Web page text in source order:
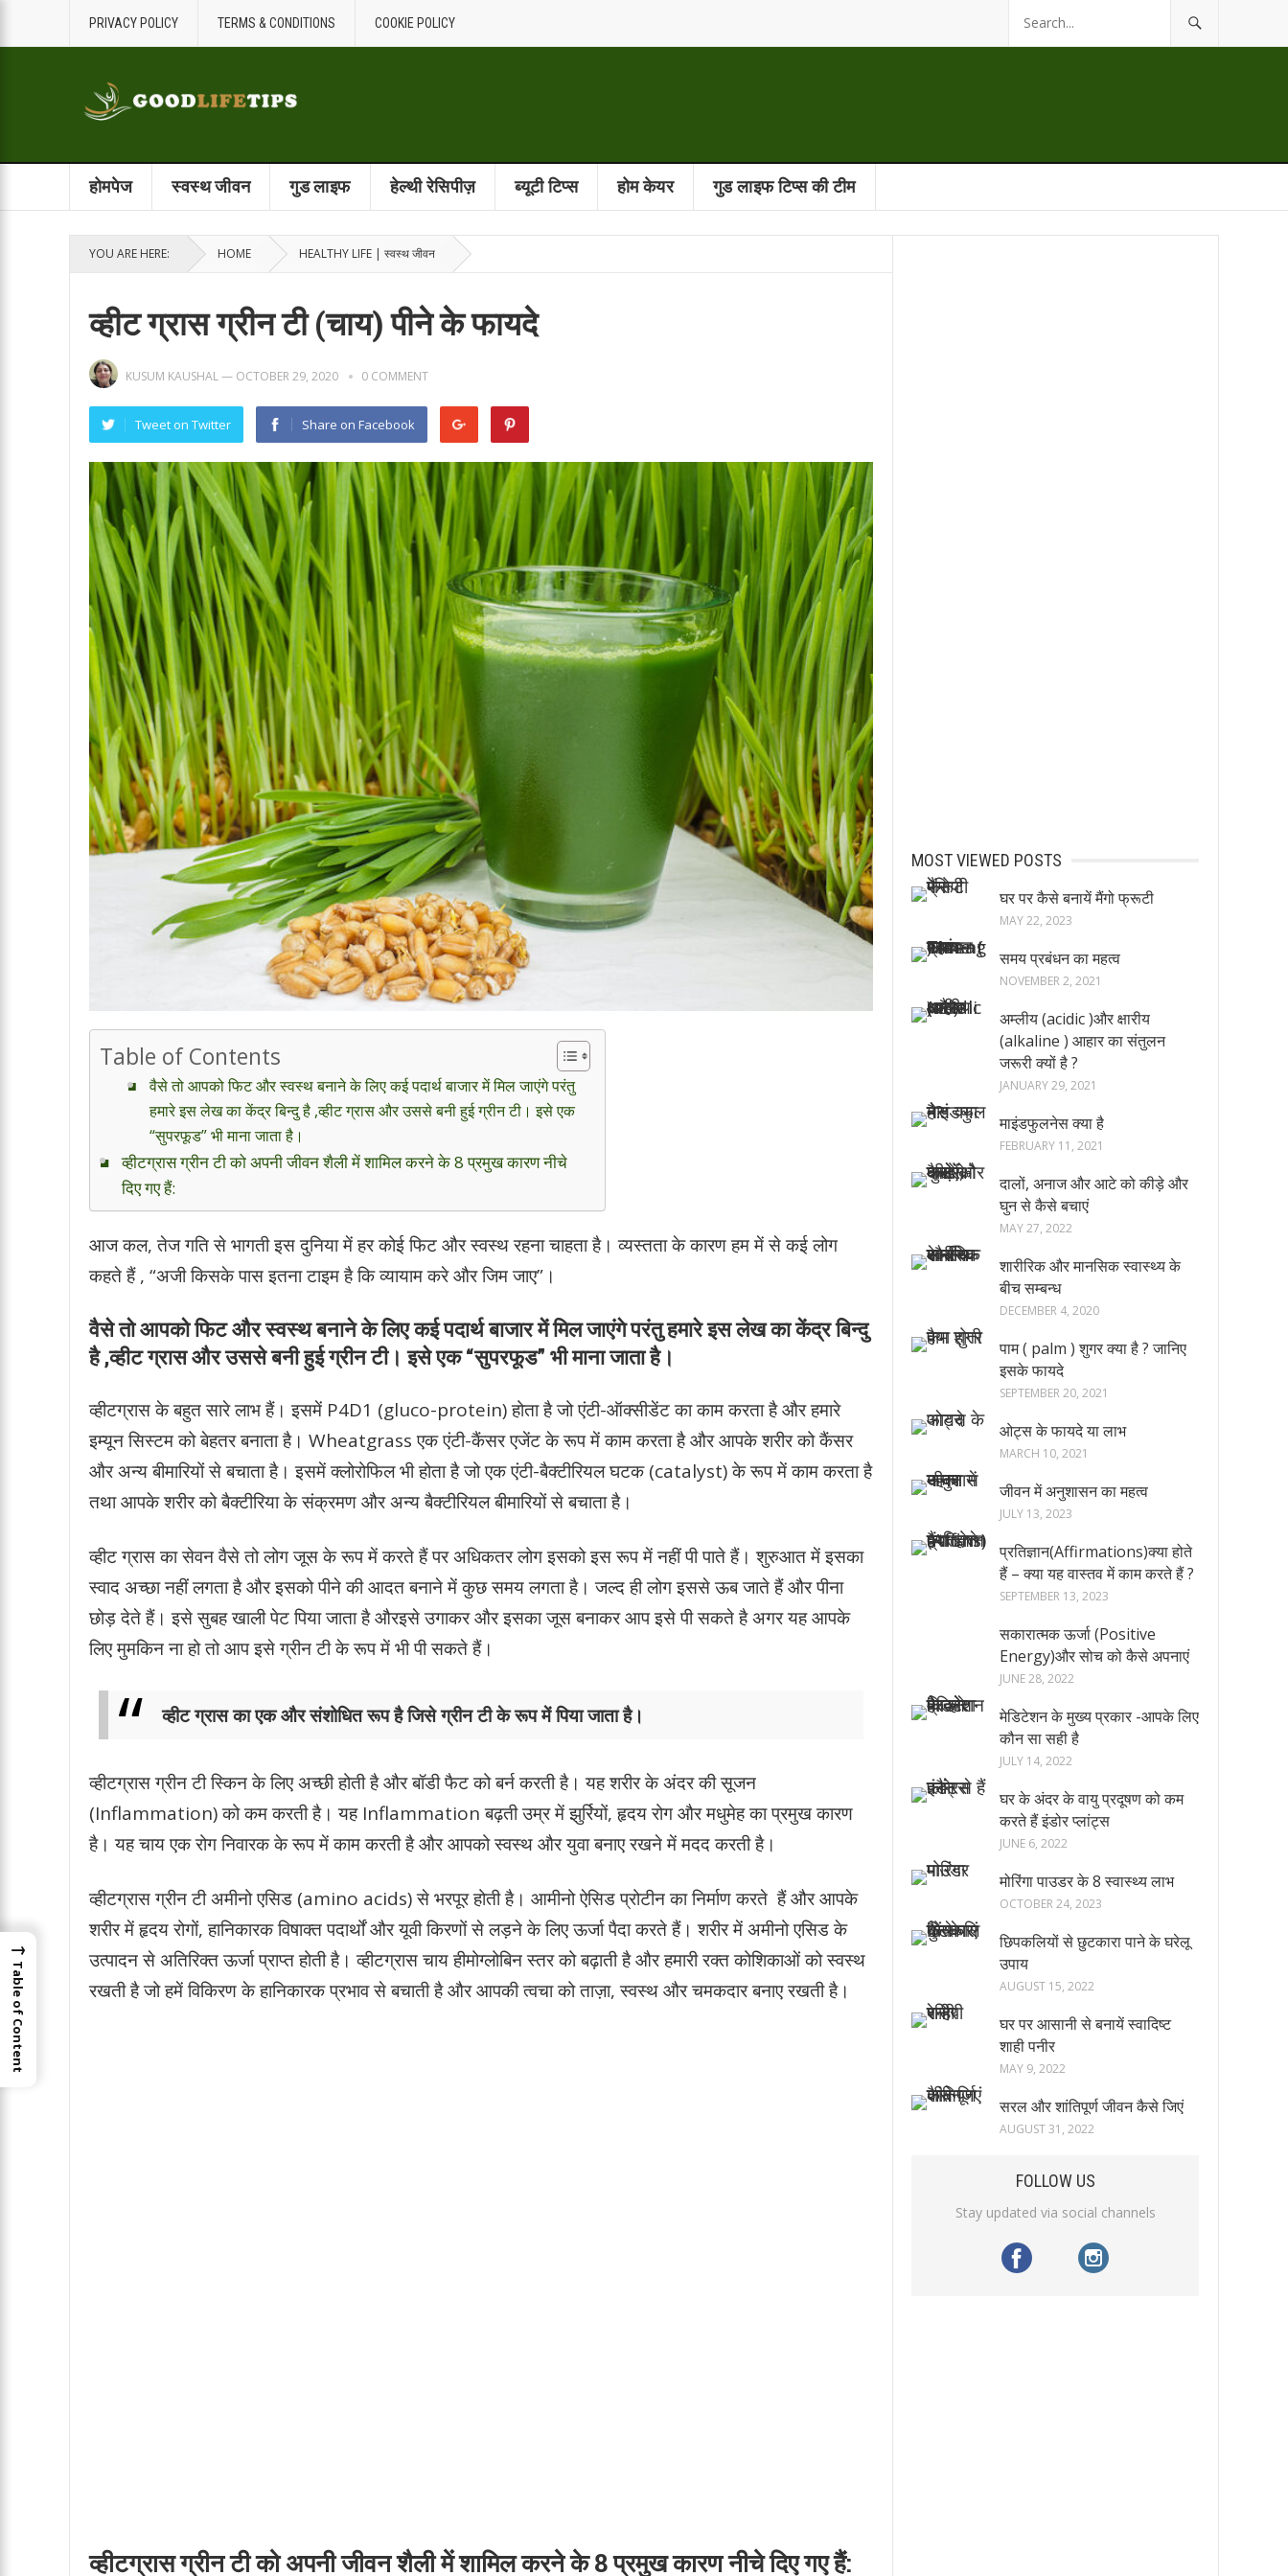
PRIVACY POLICY TERMS & CONDITIONS COOKIE POLICY
होमपेज स्वस्थ जीवन गुड लाइफ हेल्थी रेसिपीज़ ब्यूटी टिप्स होम केयर गुड लाइफ टिप्स की टीम
YOU ARE HERE: HOME HEALTHY LIFE | स्वस्थ जीवन
व्हीट ग्रास ग्रीन टी (चाय) पीने के फायदे
KUSUM KAUSHAL— OCTOBER 29, 2020 0 COMMENT
Tweet on Twitter Share on Facebook
Table of Contents
वैसे तो आपको फिट और स्वस्थ बनाने के लिए कई पदार्थ बाजार में मिल जाएंगे परंतु
हमारे इस लेख का केंद्र बिन्दु है ,व्हीट ग्रास और उससे बनी हुई ग्रीन टी। इसे एक
“सुपरफूड” भी माना जाता है।
व्हीटग्रास ग्रीन टी को अपनी जीवन शैली में शामिल करने के 8 प्रमुख कारण नीचे
दिए गए हैं:
आज कल, तेज गति से भागती इस दुनिया में हर कोई फिट और स्वस्थ रहना चाहता है। व्यस्तता के कारण हम में से कई लोग
कहते हैं , “अजी किसके पास इतना टाइम है कि व्यायाम करे और जिम जाए”।
वैसे तो आपको फिट और स्वस्थ बनाने के लिए कई पदार्थ बाजार में मिल जाएंगे परंतु हमारे इस लेख का केंद्र बिन्दु
है ,व्हीट ग्रास और उससे बनी हुई ग्रीन टी। इसे एक “सुपरफूड” भी माना जाता है।
व्हीटग्रास के बहुत सारे लाभ हैं। इसमें P4D1 (gluco-protein) होता है जो एंटी-ऑक्सीडेंट का काम करता है और हमारे
इम्यून सिस्टम को बेहतर बनाता है। Wheatgrass एक एंटी-कैंसर एजेंट के रूप में काम करता है और आपके शरीर को कैंसर
और अन्य बीमारियों से बचाता है। इसमें क्लोरोफिल भी होता है जो एक एंटी-बैक्टीरियल घटक (catalyst) के रूप में काम करता है
तथा आपके शरीर को बैक्टीरिया के संक्रमण और अन्य बैक्टीरियल बीमारियों से बचाता है।
व्हीट ग्रास का सेवन वैसे तो लोग जूस के रूप में करते हैं पर अधिकतर लोग इसको इस रूप में नहीं पी पाते हैं। शुरुआत में इसका
स्वाद अच्छा नहीं लगता है और इसको पीने की आदत बनाने में कुछ समय लगता है। जल्द ही लोग इससे ऊब जाते हैं और पीना
छोड़ देते हैं। इसे सुबह खाली पेट पिया जाता है औरइसे उगाकर और इसका जूस बनाकर आप इसे पी सकते है अगर यह आपके
लिए मुमकिन ना हो तो आप इसे ग्रीन टी के रूप में भी पी सकते हैं।
व्हीट ग्रास का एक और संशोधित रूप है जिसे ग्रीन टी के रूप में पिया जाता है।
व्हीटग्रास ग्रीन टी स्किन के लिए अच्छी होती है और बॉडी फैट को बर्न करती है। यह शरीर के अंदर की सूजन
(Inflammation) को कम करती है। यह Inflammation बढ़ती उम्र में झुर्रियों, हृदय रोग और मधुमेह का प्रमुख कारण
है। यह चाय एक रोग निवारक के रूप में काम करती है और आपको स्वस्थ और युवा बनाए रखने में मदद करती है।
व्हीटग्रास ग्रीन टी अमीनो एसिड (amino acids) से भरपूर होती है। आमीनो ऐसिड प्रोटीन का निर्माण करते हैं और आपके
शरीर में हृदय रोगों, हानिकारक विषाक्त पदार्थों और यूवी किरणों से लड़ने के लिए ऊर्जा पैदा करते हैं। शरीर में अमीनो एसिड के
उत्पादन से अतिरिक्त ऊर्जा प्राप्त होती है। व्हीटग्रास चाय हीमोग्लोबिन स्तर को बढ़ाती है और हमारी रक्त कोशिकाओं को स्वस्थ
रखती है जो हमें विकिरण के हानिकारक प्रभाव से बचाती है और आपकी त्वचा को ताज़ा, स्वस्थ और चमकदार बनाए रखती है।
व्हीटग्रास ग्रीन टी को अपनी जीवन शैली में शामिल करने के 8 प्रमुख कारण नीचे दिए गए हैं:
MOST VIEWED POSTS
घर पर कैसे बनायें मैंगो फ्रूटी
MAY 22, 2023
समय प्रबंधन का महत्व
NOVEMBER 2, 2021
अम्लीय (acidic )और क्षारीय
(alkaline ) आहार का संतुलन
जरूरी क्यों है ?
JANUARY 29, 2021
माइंडफुलनेस क्या है
FEBRUARY 11, 2021
दालों, अनाज और आटे को कीड़े और
घुन से कैसे बचाएं
MAY 27, 2022
शारीरिक और मानसिक स्वास्थ्य के
बीच सम्बन्ध
DECEMBER 4, 2020
पाम ( palm ) शुगर क्या है ? जानिए
इसके फायदे
SEPTEMBER 20, 2021
ओट्स के फायदे या लाभ
MARCH 10, 2021
जीवन में अनुशासन का महत्व
JULY 13, 2023
प्रतिज्ञान(Affirmations)क्या होते
हैं – क्या यह वास्तव में काम करते हैं ?
SEPTEMBER 13, 2023
सकारात्मक ऊर्जा (Positive
Energy)और सोच को कैसे अपनाएं
JUNE 28, 2022
मेडिटेशन के मुख्य प्रकार -आपके लिए
कौन सा सही है
JULY 14, 2022
घर के अंदर के वायु प्रदूषण को कम
करते हैं इंडोर प्लांट्स
JUNE 6, 2022
मोरिंगा पाउडर के 8 स्वास्थ्य लाभ
OCTOBER 24, 2023
छिपकलियों से छुटकारा पाने के घरेलू
उपाय
AUGUST 15, 2022
घर पर आसानी से बनायें स्वादिष्ट
शाही पनीर
MAY 9, 2022
सरल और शांतिपूर्ण जीवन कैसे जिएं
AUGUST 31, 2022
FOLLOW US
Stay updated via social channels
→
Table of Content